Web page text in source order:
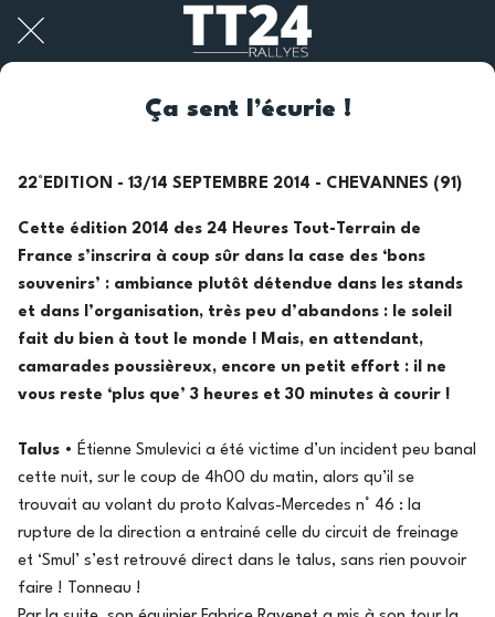
Ça sent l’écurie !
22°EDITION - 13/14 SEPTEMBRE 2014 - CHEVANNES (91)
Cette édition 2014 des 24 Heures Tout-Terrain de
France s’inscrira à coup sûr dans la case des ‘bons
souvenirs’ : ambiance plutôt détendue dans les stands
et dans l’organisation, très peu d’abandons : le soleil
fait du bien à tout le monde ! Mais, en attendant,
camarades poussièreux, encore un petit effort : il ne
vous reste ‘plus que’ 3 heures et 30 minutes à courir !
Talus • Étienne Smulevici a été victime d’un incident peu banal
cette nuit, sur le coup de 4h00 du matin, alors qu’il se
trouvait au volant du proto Kalvas-Mercedes n° 46 : la
rupture de la direction a entrainé celle du circuit de freinage
et ‘Smul’ s’est retrouvé direct dans le talus, sans rien pouvoir
faire ! Tonneau !